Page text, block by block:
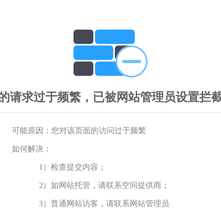
请求过于频繁，已被网站管理员设置拦
可能原因：您对该页面的访问过于频繁
如何解决：
1）检查提交内容；
2）如网站托管，请联系空间提供商；
3）普通网站访客，请联系网站管理员